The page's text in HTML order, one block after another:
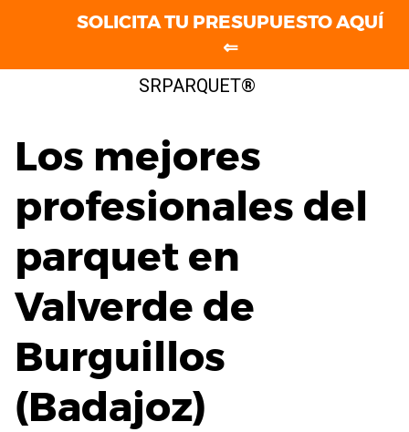
SRPARQUET®
Los mejores
profesionales del
parquet en
Valverde de
Burguillos
(Badajoz)
SOLICITA TU PRESUPUESTO AQUÍ
⇐